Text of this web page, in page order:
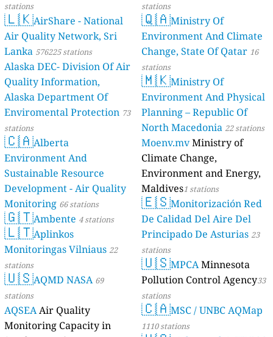
stations
🇱🇰AirShare - National
Air Quality Network, Sri
Lanka 576225 stations
Alaska DEC- Division Of Air
Quality Information,
Alaska Department Of
Enviromental Protection 73
stations
🇨🇦Alberta
Environment And
Sustainable Resource
Development - Air Quality
Monitoring 66 stations
🇬🇹Ambente 4 stations
🇱🇹Aplinkos
Monitoringas Vilniaus 22
stations
🇺🇸AQMD NASA 69
stations
AQSEAAir Quality
Monitoring Capacity in
stations
🇶🇦Ministry Of
Environment And Climate
Change, State Of Qatar 16
stations
🇲🇰Ministry Of
Environment And Physical
Planning – Republic Of
North Macedonia 22 stations
Moenv.mvMinistry of
Climate Change,
Environment and Energy,
Maldives1 stations
🇪🇸Monitorización Red
De Calidad Del Aire Del
Principado De Asturias 23
stations
🇺🇸MPCAMinnesota
Pollution Control Agency33
stations
🇨🇦MSC / UNBC AQMap
1110 stations